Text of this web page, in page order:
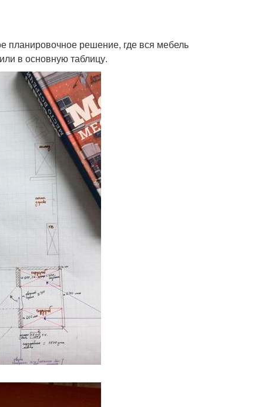
решение, где вся мебель
в основную таблицу.